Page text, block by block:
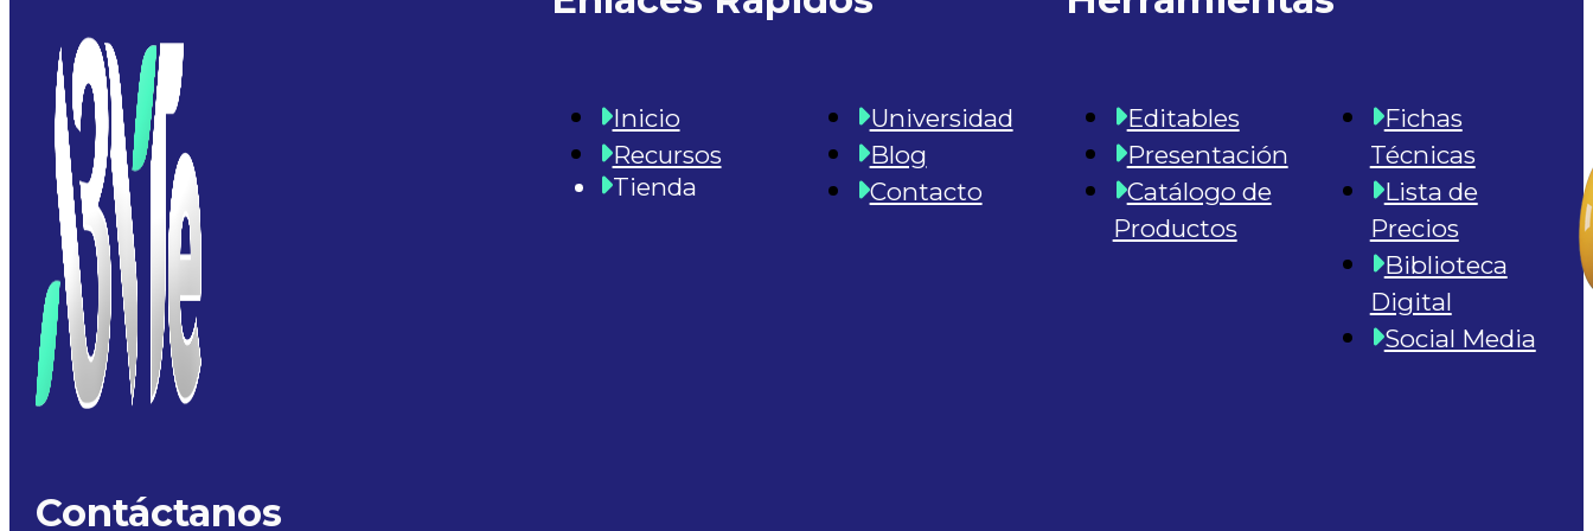
Contáctanos
Inicio
Recursos
Tienda
Universidad
Blog
Contacto
Editables
Presentación
Catálogo de
Productos
Fichas
Técnicas
Lista de
Precios
Biblioteca
Digital
Social Media